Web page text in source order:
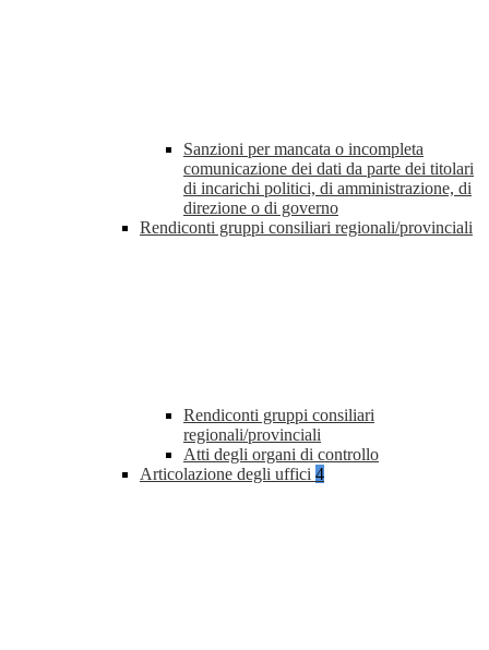
Sanzioni per mancata o incompleta
comunicazione dei dati da parte dei titolari
di incarichi politici, di amministrazione, di
direzione o di governo
Rendiconti gruppi consiliari regionali/provinciali
Rendiconti gruppi consiliari
regionali/provinciali
Atti degli organi di controllo
Articolazione degli uffici 4